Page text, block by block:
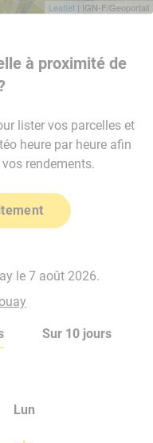
Leaflet | IGN-F/Geoportail
à proximité de
lister vos parcelles et
heure par heure afin
rendements.
le 7 août 2026.
Sur 10 jours
Lun